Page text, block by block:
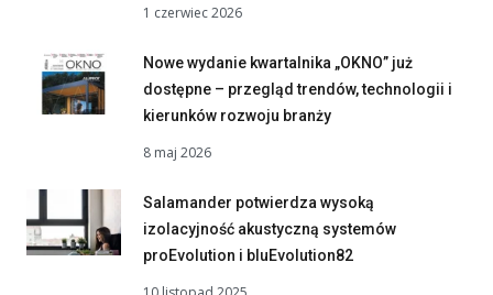
1 czerwiec 2026
Nowe wydanie kwartalnika „OKNO” już
dostępne – przegląd trendów, technologii i
kierunków rozwoju branży
8 maj 2026
Salamander potwierdza wysoką
izolacyjność akustyczną systemów
proEvolution i bluEvolution82